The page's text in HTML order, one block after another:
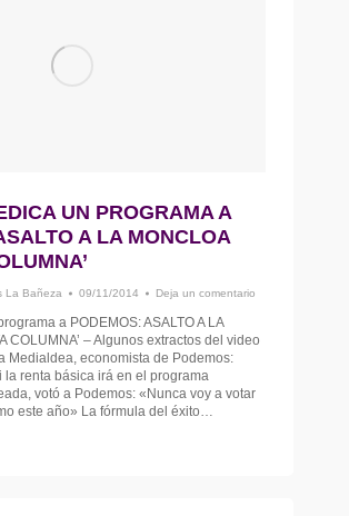
UN PROGRAMA A
A LA MONCLOA
La Bañeza 09/11/2014 Deja un comentario
a PODEMOS: ASALTO A LA
COLUMNA’ – Algunos extractos del video
Medialdea, economista de Podemos:
la renta básica irá en el programa
votó a Podemos: «Nunca voy a votar
este año» La fórmula del éxito…